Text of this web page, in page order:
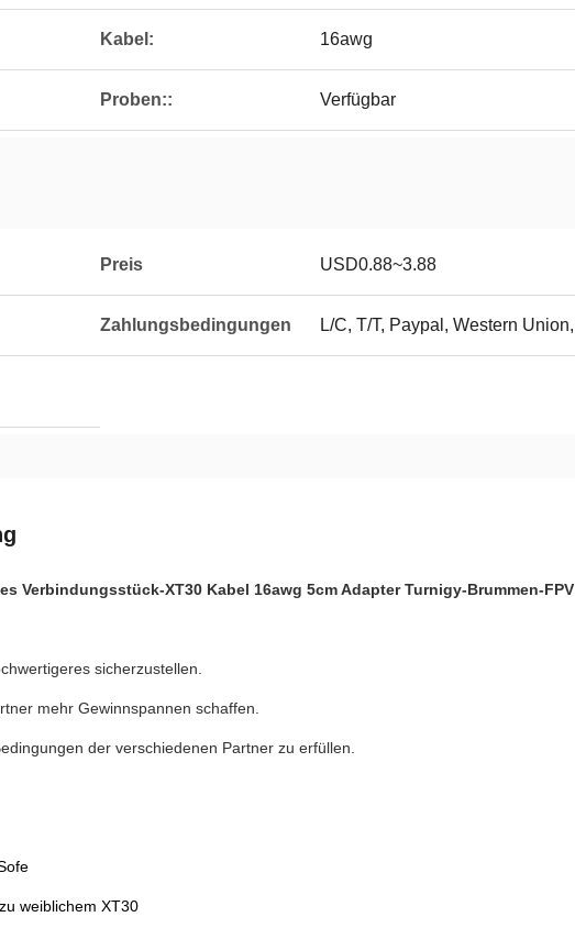
Kabel: 16awg
Proben:: Verfügbar
Preis USD0.88~3.88
Zahlungsbedingungen L/C, T/T, Paypal, Western Union,
Verbindungsstück-XT30 Kabel 16awg 5cm Adapter Turnigy-Brummen-FPV
sicherzustellen.
mehr Gewinnspannen schaffen.
der verschiedenen Partner zu erfüllen.
weiblichem XT30